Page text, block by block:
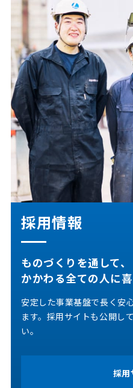
採用情報
ものづくりを通して、
かかわる全ての人に喜
安定した事業基盤で長く安
ます。採用サイトも公開し
い。
採用